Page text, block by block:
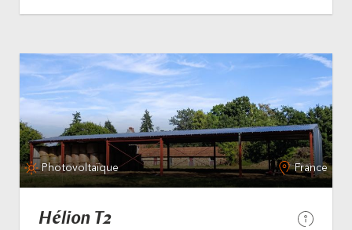
Photovoltaïque France
Hélion T2